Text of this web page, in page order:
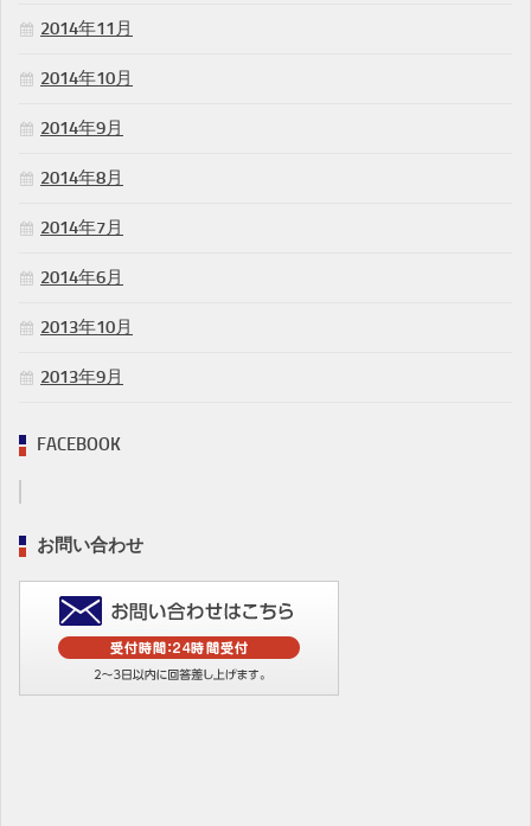
2014年11月
2014年10月
2014年9月
2014年8月
2014年7月
2014年6月
2013年10月
2013年9月
FACEBOOK
お問い合わせ